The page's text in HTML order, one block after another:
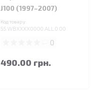
J100 (1997–2007)
Код товару:
55.WBXXXX0000.ALL.0.00
0
490.00 грн.